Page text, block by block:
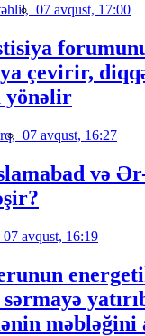
07 avqust, 17:00
çevirir,
yönəlir
07 avqust, 16:27
və
07 avqust, 16:19
məbləğini